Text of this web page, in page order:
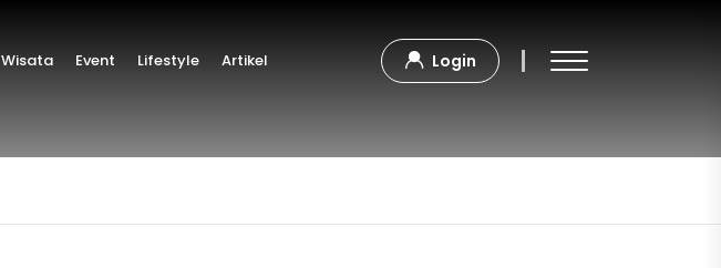
Wisata Event Lifestyle Artikel Login